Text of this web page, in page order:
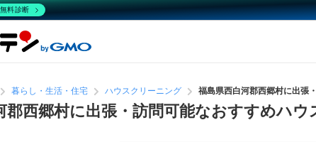
暮らし・生活・住宅 ハウスクリーニング 福島県西白河郡西郷村に出張
郡西郷村に出張・訪問可能なおすすめハ
無料診断